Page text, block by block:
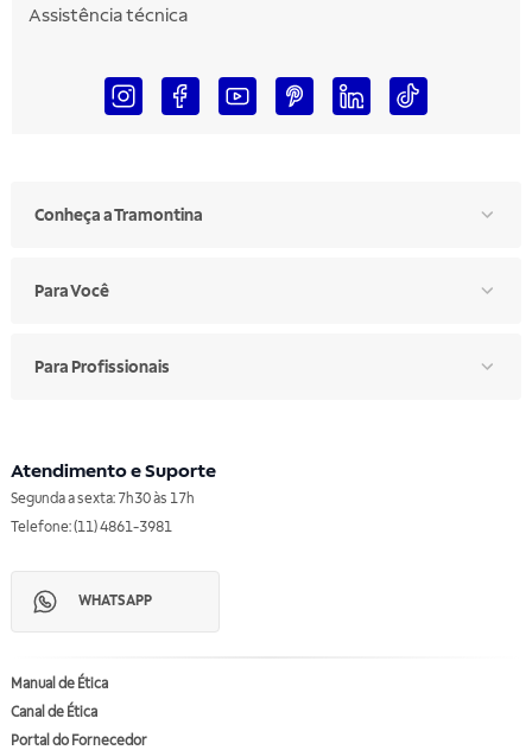
Assistência técnica
Conheça a Tramontina
Para Você
Para Profissionais
Atendimento e Suporte
Segunda a sexta: 7h30 às 17h
Telefone: (11) 4861-3981
WHATSAPP
Manual de Ética
Canal de Ética
Portal do Fornecedor